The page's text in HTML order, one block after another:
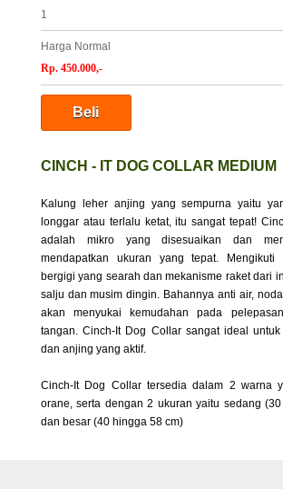
1
Harga Normal
Rp. 450.000,-
CINCH - IT DOG COLLAR MEDIUM
Kalung leher anjing yang sempurna yaitu
longgar atau terlalu ketat, itu sangat tepat!
adalah mikro yang disesuaikan dan
mendapatkan ukuran yang tepat. Mengikuti
bergigi yang searah dan mekanisme raket dari
salju dan musim dingin. Bahannya anti air,
akan menyukai kemudahan pada
tangan. Cinch-It Dog Collar sangat ideal
dan anjing yang aktif.
Cinch-It Dog Collar tersedia dalam 2 warna
orane, serta dengan 2 ukuran yaitu sedang
dan besar (40 hingga 58 cm)